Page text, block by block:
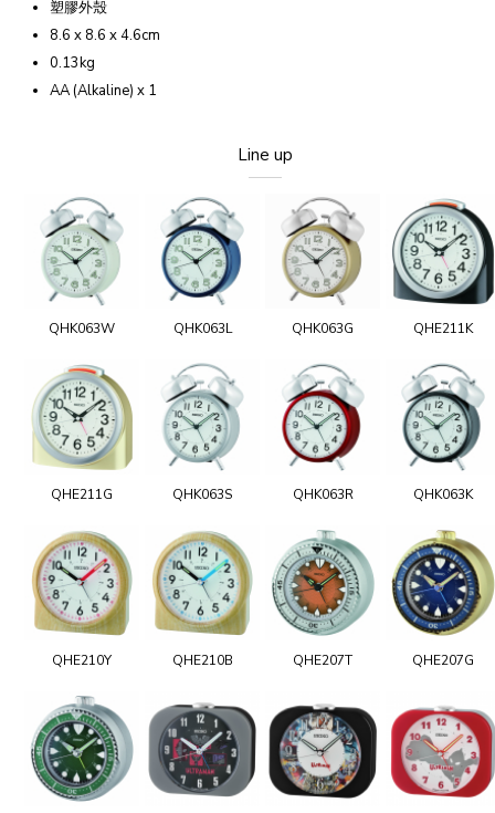
塑膠外殼
8.6 x 8.6 x 4.6cm
0.13kg
AA (Alkaline) x 1
Line up
QHK063W QHK063L QHK063G QHE211K
QHE211G QHK063S QHK063R QHK063K
QHE210Y QHE210B QHE207T QHE207G